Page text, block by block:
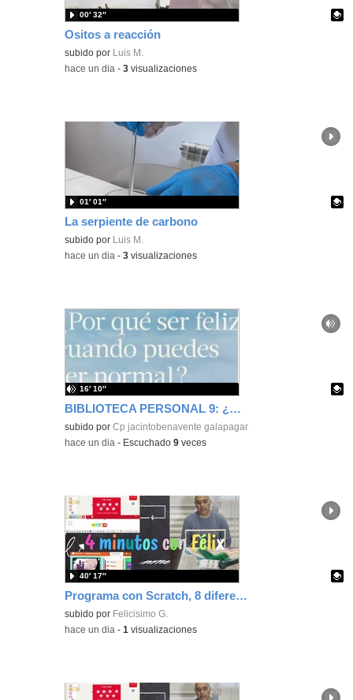
Ositos a reacción
Contenido educativo.
subido por Luis M.
00′ 32″
-hace un dia -3 visualizaciones
La serpiente de carbono
Contenido educativo.
subido por Luis M.
01′ 01″
-hace un dia -3 visualizaciones
BIBLIOTECA PERSONAL 9: ¿Por qué ser feliz cuando puedes ser normal?
Contenido educativo.
subido porCp jacintobenavente galapagar
16′ 10″
-hace un dia - Escuchado9 veces
Programa con Scratch, 8 diferentes juegos para vivir la emoción de los partidos de España en el mundial 2026
Contenido educativo.
subido por Felicisimo G.
40′ 17″
-hace un dia -1 visualizaciones